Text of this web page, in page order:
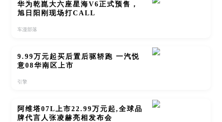
华为乾崑大六座星海V6正式预售，
旭日阳刚现场打CALL
车漫部落
9.99万元起买后置后驱轿跑 一汽悦
意08华南区上市
引擎
阿维塔07L上市22.99万元起,全球品
牌代言人张凌赫亮相发布会